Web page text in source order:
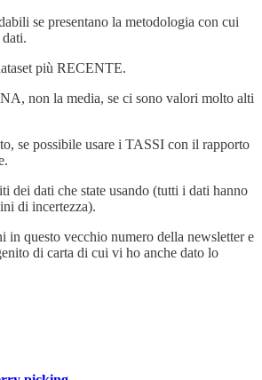
se presentano la metodologia con cui
più RECENTE.
non la media, se ci sono valori molto alti
se possibile usare i TASSI con il rapporto
dei dati che state usando (tutti i dati hanno
di incertezza).
in questo vecchio numero della newsletter e
di carta di cui vi ho anche dato lo